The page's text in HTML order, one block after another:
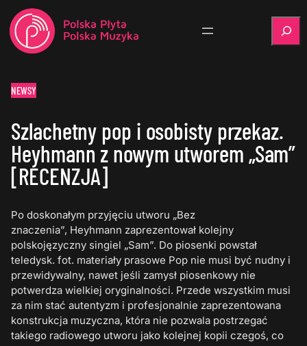
NEWSY
Szlachetny pop i osobisty przekaz.
Heyhmann z nowym utworem „Sam”
[RECENZJA]
Po doskonałym przyjęciu utworu „Bez
znaczenia”, Heyhmann zaprezentował kolejny
polskojęzyczny singiel „Sam”. Do piosenki powstał
teledysk. fot. materiały prasowe Pop nie musi być nudny i
przewidywalny, nawet jeśli zamysł piosenkowy nie
potwerdza wielkiej oryginalności. Przede wszystkim musi
za nim stać autentyzm i profesjonalnie zaprezentowana
konstrukcja muzyczna, która nie pozwala postrzegać
takiego radiowego utworu jako kolejnej kopii czegoś, co